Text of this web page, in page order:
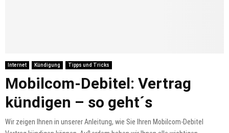
Internet Kündigung Tipps und Tricks
Mobilcom-Debitel: Vertrag
kündigen – so geht´s
Wir zeigen Ihnen in unserer Anleitung, wie Sie Ihren Mobilcom-Debitel